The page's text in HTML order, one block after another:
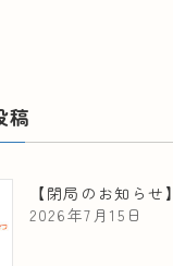
稿
【閉局のお知らせ】
2026年7月15日